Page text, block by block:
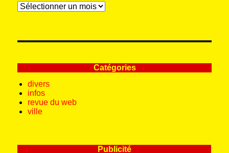
Archives
Catégories
divers
infos
revue du web
ville